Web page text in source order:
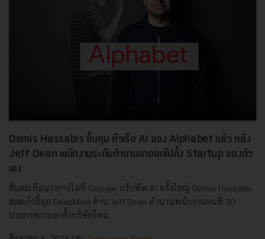
Demis Hassabis ขึ้นคุม หัวเรือ AI ของ Alphabet แล้ว หลัง
Jeff Dean พนักงานระดับตำนานลาออกไปตั้ง Startup ของตัว
เอง
สั่นสะเทือนวงการไอที Google ปรับทัพ AI ครั้งใหญ่ Demis Hassabis
สละเก้าอี้คุม DeepMind ด้าน Jeff Dean ตำนานพนักงานคนที่ 30
ประกาศลาออกตั้งบริษัทใหม่...